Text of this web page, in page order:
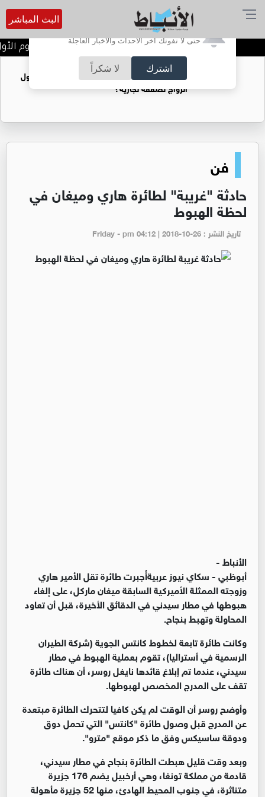
أترغب في تفعيل الإشعارات؟
حتى لا تفوتك آخر الأحداث والأخبار العاجلة
اشترك لا شكراً
البث المباشر
تتويج الفرق الفائزة في اليوم
فتيات يستغللنه لتحقيق مكاسب مادية.. هل تحول
الزواج لصفقة تجارية؟
فن
حادثة "غريبة" لطائرة هاري وميغان في
لحظة الهبوط
تاريخ النشر : Friday - pm 04:12 | 2018-10-26
الأنباط -
أبوظبي - سكاي نيوز عربيةأُجبرت طائرة تقل الأمير هاري
وزوجته الممثلة الأميركية السابقة ميغان ماركل، على إلغاء
هبوطها في مطار سيدني في الدقائق الأخيرة، قبل أن تعاود
المحاولة وتهبط بنجاح.
وكانت طائرة تابعة لخطوط كانتس الجوية (شركة الطيران
الرسمية في أستراليا)، تقوم بعملية الهبوط في مطار
سيدني، عندما تم إبلاغ قائدها نايغل روسر، أن هناك طائرة
تقف على المدرج المخصص لهبوطها.
وأوضح روسر أن الوقت لم يكن كافيا لتتحرك الطائرة مبتعدة
عن المدرج قبل وصول طائرة "كانتس" التي تحمل دوق
ودوقة ساسيكس وفق ما ذكر موقع "مترو".
وبعد وقت قليل هبطت الطائرة بنجاح في مطار سيدني،
قادمة من مملكة تونغا، وهي أرخبيل يضم 176 جزيرة
متناثرة، في جنوب المحيط الهادئ، منها 52 جزيرة مأهولة